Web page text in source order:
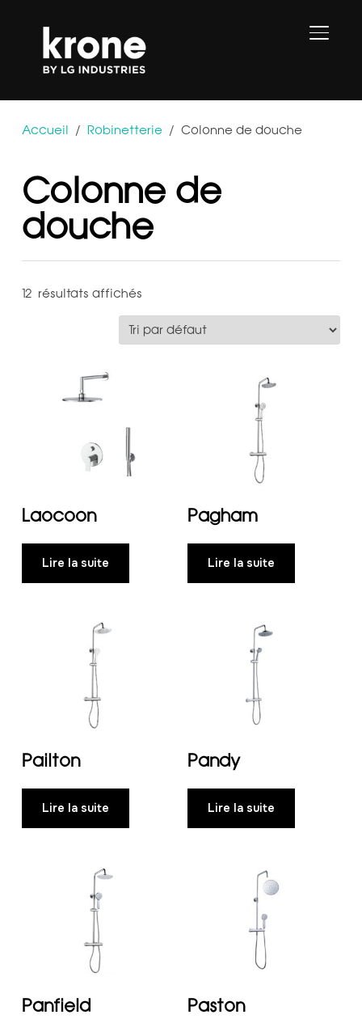
Accueil / Robinetterie/ Colonne de douche
Colonne de
douche
12 résultats affichés
Laocoon
Lire la suite
Pagham
Lire la suite
Pailton
Lire la suite
Pandy
Lire la suite
Panfield Paston